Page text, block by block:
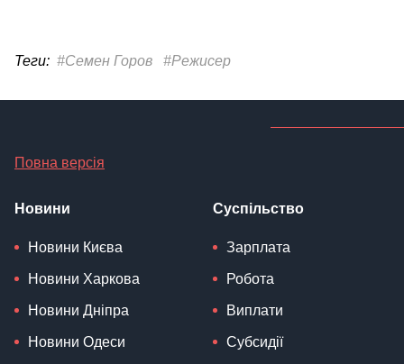
Теги: #Семен Горов #Режисер
Повна версія
Новини
Новини Києва
Новини Харкова
Новини Дніпра
Новини Одеси
Суспільство
Зарплата
Робота
Виплати
Субсидії